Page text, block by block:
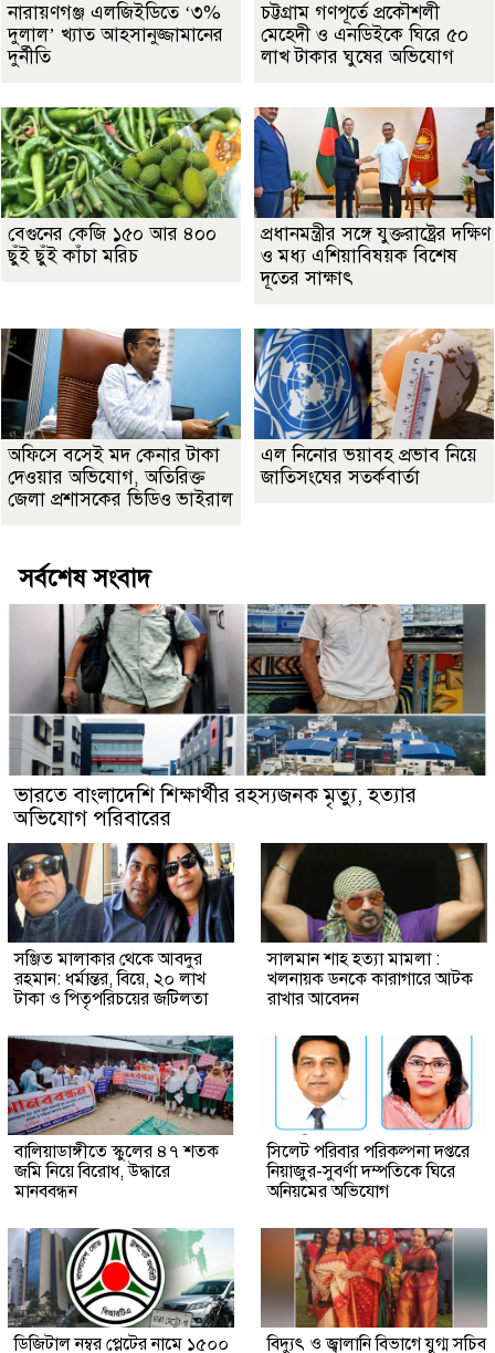
নারায়ণগঞ্জ এলজিইডিতে ‘৩%
দুলাল’ খ্যাত আহসানুজ্জামানের
দুর্নীতি
চট্টগ্রাম গণপূর্তে প্রকৌশলী
মেহেদী ও এনডিইকে ঘিরে ৫০
লাখ টাকার ঘুষের অভিযোগ
বেগুনের কেজি ১৫০ আর ৪০০
ছুঁই ছুঁই কাঁচা মরিচ
প্রধানমন্ত্রীর সঙ্গে যুক্তরাষ্ট্রের দক্ষিণ
ও মধ্য এশিয়াবিষয়ক বিশেষ
দূতের সাক্ষাৎ
অফিসে বসেই মদ কেনার টাকা
দেওয়ার অভিযোগ, অতিরিক্ত
জেলা প্রশাসকের ভিডিও ভাইরাল
এল নিনোর ভয়াবহ প্রভাব নিয়ে
জাতিসংঘের সতর্কবার্তা
সর্বশেষ সংবাদ
ভারতে বাংলাদেশি শিক্ষার্থীর রহস্যজনক মৃত্যু, হত্যার
অভিযোগ পরিবারের
সঞ্জিত মালাকার থেকে আবদুর
রহমান: ধর্মান্তর, বিয়ে, ২০ লাখ
টাকা ও পিতৃপরিচয়ের জটিলতা
সালমান শাহ হত্যা মামলা :
খলনায়ক ডনকে কারাগারে আটক
রাখার আবেদন
বালিয়াডাঙ্গীতে স্কুলের ৪৭ শতক
জমি নিয়ে বিরোধ, উদ্ধারে
মানববন্ধন
সিলেট পরিবার পরিকল্পনা দপ্তরে
নিয়াজুর-সুবর্ণা দম্পতিকে ঘিরে
অনিয়মের অভিযোগ
ডিজিটাল নম্বর প্লেটের নামে ১৫০০
বিদ্যুৎ ও জ্বালানি বিভাগে যুগ্ম সচিব